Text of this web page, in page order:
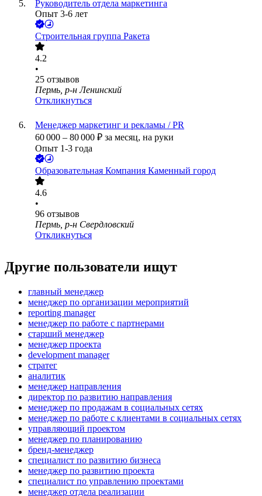
Руководитель отдела маркетинга
Опыт 3-6 лет
Строительная группа Ракета
4.2
•
25 отзывов
Пермь, р-н Ленинский
Откликнуться
Менеджер маркетинг и рекламы / PR
60 000 – 80 000 ₽ за месяц, на руки
Опыт 1-3 года
Образовательная Компания Каменный город
4.6
•
96 отзывов
Пермь, р-н Свердловский
Откликнуться
Другие пользователи ищут
главный менеджер
менеджер по организации мероприятий
reporting manager
менеджер по работе с партнерами
старший менеджер
менеджер проекта
development manager
стратег
аналитик
менеджер направления
директор по развитию направления
менеджер по продажам в социальных сетях
менеджер по работе с клиентами в социальных сетях
управляющий проектом
менеджер по планированию
бренд-менеджер
специалист по развитию бизнеса
менеджер по развитию проекта
специалист по управлению проектами
менеджер отдела реализации